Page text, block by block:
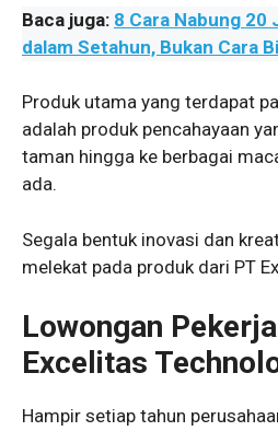
Baca juga: 8 Cara Nabung 20
dalam Setahun, Bukan Cara
Produk utama yang terdapat
adalah produk pencahayaan
taman hingga ke berbagai
ada.
Segala bentuk inovasi dan
melekat pada produk dari PT
Lowongan
Excelitas
Hampir setiap tahun